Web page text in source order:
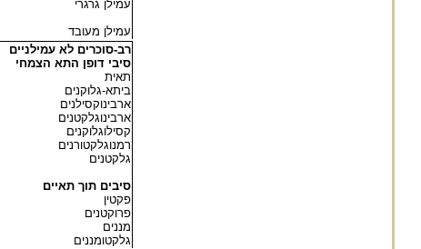
עמילן גרגרי
עמילן מעובד
רב-סוכרים לא עמילניים
סיבי דופן התא הצמחי
תאית
ביתא-גלוקנים
ארבינוקסילנים
ארבינוגלקטנים
קסילוגלוקנים
רמנוגלקטורנים
גלקטנים
סיבים תוך תאיים
פקטין
פרוקטנים
מננים
גלקטומננים